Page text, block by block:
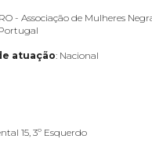
- Associação de Mulheres
atuação: Nacional
15, 3º Esquerdo